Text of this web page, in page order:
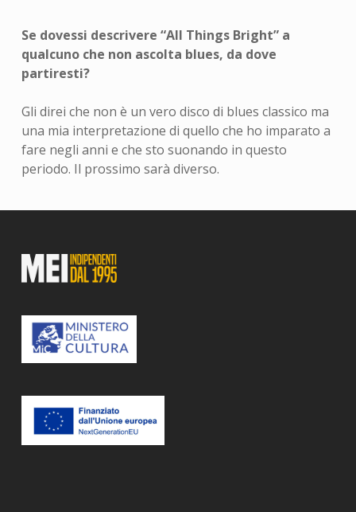
Se dovessi descrivere “All Things Bright” a
qualcuno che non ascolta blues, da dove
partiresti?
Gli direi che non è un vero disco di blues classico ma
una mia interpretazione di quello che ho imparato a
fare negli anni e che sto suonando in questo
periodo. Il prossimo sarà diverso.